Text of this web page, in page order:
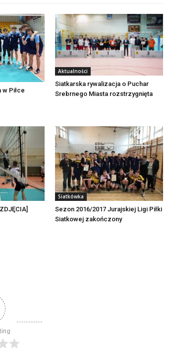
Piłce
Aktualności
Siatkarska rywalizacja o Puchar
Srebrnego Miasta rozstrzygnięta
Siatkówka
Sezon 2016/2017 Jurajskiej Ligi Piłki
Siatkowej zakończony